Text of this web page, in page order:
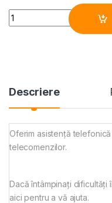
Quantity
Descriere
Oferim asistență
telecomenzilor.
Dacă întâmpinați dificultăți
aici pentru a vă ajuta.